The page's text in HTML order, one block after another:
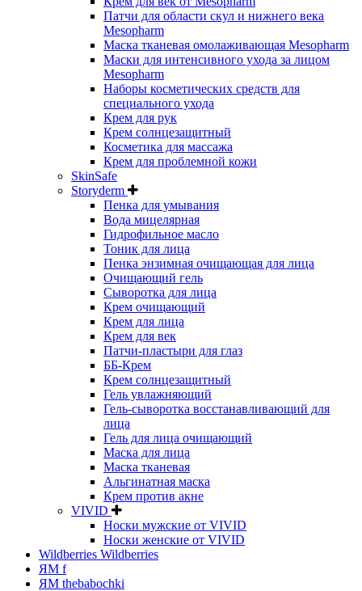
Патчи для области скул и нижнего века
Mesopharm
Маска тканевая омолаживающая Mesopharm
Маски для интенсивного ухода за лицом
Mesopharm
Наборы косметических средств для
специального ухода
Крем для рук
Крем солнцезащитный
Косметика для массажа
Крем для проблемной кожи
SkinSafe
Storyderm
Пенка для умывания
Вода мицелярная
Гидрофильное масло
Тоник для лица
Пенка энзимная очищающая для лица
Очищающий гель
Сыворотка для лица
Крем очищающий
Крем для лица
Крем для век
Патчи-пластыри для глаз
ББ-Крем
Крем солнцезащитный
Гель увлажняющий
Гель-сыворотка восстанавливающий для
лица
Гель для лица очищающий
Маска для лица
Маска тканевая
Альгинатная маска
Крем против акне
VIVID
Носки мужские от VIVID
Носки женские от VIVID
Wildberries Wildberries
ЯМ f
ЯМ thebabochki